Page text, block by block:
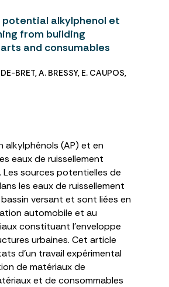
alkylphenol et
from building
and consumables
BRET,A. BRESSY, E. CAUPOS,
alkylphénols (AP) et en
eaux de ruissellement
Les sources potentielles de
les eaux de ruissellement
versant et sont liées en
automobile et au
constituant l’enveloppe
urbaines. Cet article
d’un travail expérimental
de matériaux de
et de consommables